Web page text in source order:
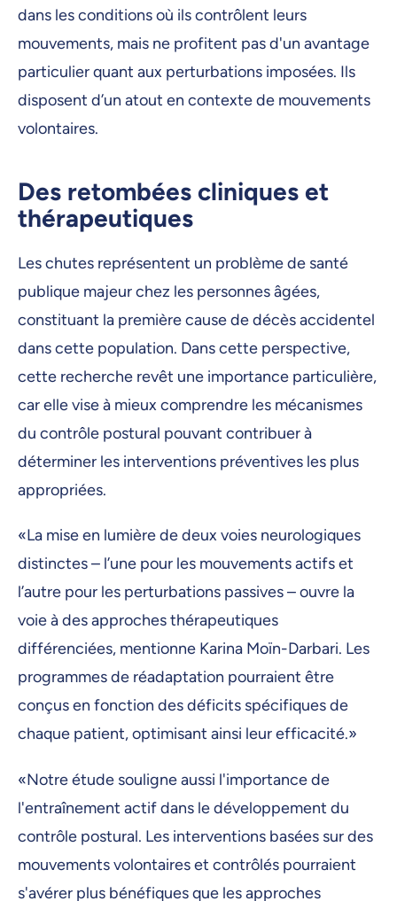
dans les conditions où ils contrôlent leurs
mouvements, mais ne profitent pas d'un avantage
particulier quant aux perturbations imposées. Ils
disposent d’un atout en contexte de mouvements
volontaires.
Des retombées cliniques et
thérapeutiques
Les chutes représentent un problème de santé
publique majeur chez les personnes âgées,
constituant la première cause de décès accidentel
dans cette population. Dans cette perspective,
cette recherche revêt une importance particulière,
car elle vise à mieux comprendre les mécanismes
du contrôle postural pouvant contribuer à
déterminer les interventions préventives les plus
appropriées.
«La mise en lumière de deux voies neurologiques
distinctes – l’une pour les mouvements actifs et
l’autre pour les perturbations passives – ouvre la
voie à des approches thérapeutiques
différenciées, mentionne Karina Moïn-Darbari. Les
programmes de réadaptation pourraient être
conçus en fonction des déficits spécifiques de
chaque patient, optimisant ainsi leur efficacité.»
«Notre étude souligne aussi l'importance de
l'entraînement actif dans le développement du
contrôle postural. Les interventions basées sur des
mouvements volontaires et contrôlés pourraient
s'avérer plus bénéfiques que les approches